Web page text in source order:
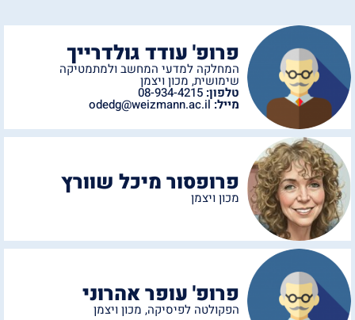
פרופ' עודד גולדרייך
המחלקה למדעי המחשב ולמתמטיקה
שימושית, מכון ויצמן
טלפון: 08-934-4215
מייל:odedg@weizmann.ac.il
פרופסור מיכל שוורץ
מכון ויצמן
פרופ' עופר אהרוני
הפקולטה לפיסיקה, מכון ויצמן